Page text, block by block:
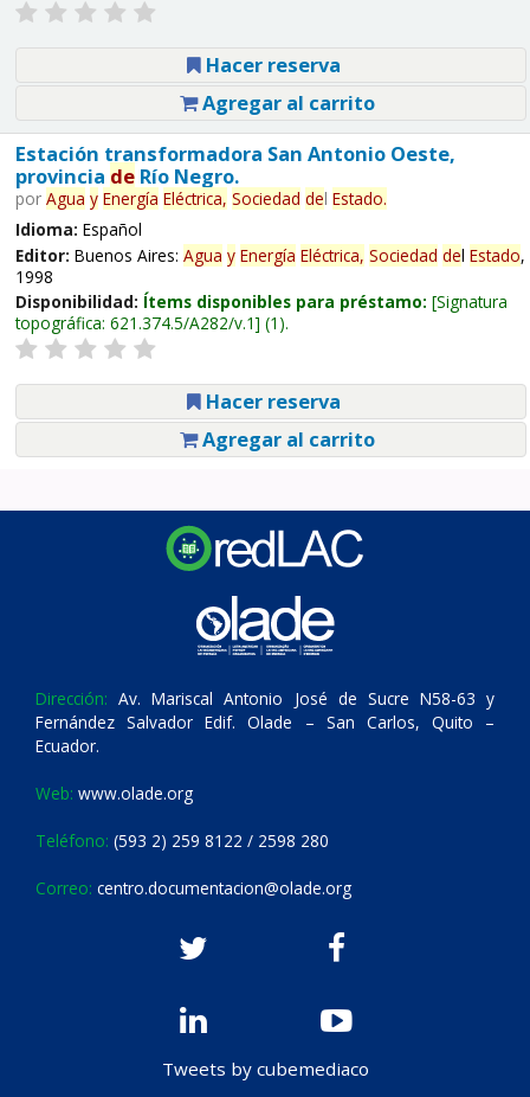
Hacer reserva
Agregar al carrito
Estación transformadora San Antonio Oeste,
provincia deRío Negro.
por Agua y Energía Eléctrica, Sociedad del Estado.
Idioma: Español
Editor: Buenos Aires: Agua y Energía Eléctrica, Sociedad del Estado,
1998
Disponibilidad: Ítems disponibles para préstamo: Signatura
topográfica: 621.374.5/A282/v.1 (1).
Hacer reserva
Agregar al carrito
Dirección: Av. Mariscal Antonio José de Sucre N58-63 y
Fernández Salvador Edif. Olade – San Carlos, Quito –
Ecuador.
Web: www.olade.org
Teléfono: (593 2) 259 8122 / 2598 280
Correo: centro.documentacion@olade.org
Tweets by cubemediaco